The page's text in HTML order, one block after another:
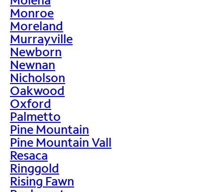
Monroe
Moreland
Murrayville
Newborn
Newnan
Nicholson
Oakwood
Oxford
Palmetto
Pine Mountain
Pine Mountain Vall
Resaca
Ringgold
Rising Fawn